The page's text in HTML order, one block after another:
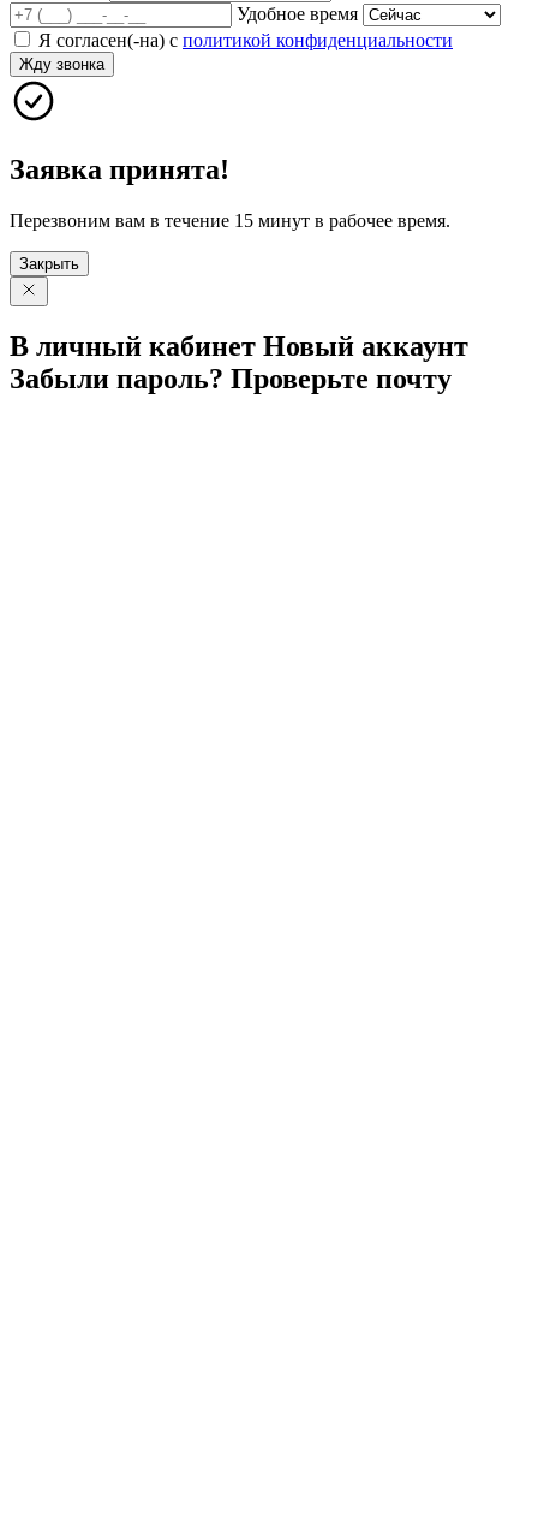
Удобное время
Я согласен(-на) с политикой конфиденциальности
Жду звонка
Заявка принята!
Перезвоним вам в течение 15 минут в рабочее время.
Закрыть
В личный кабинет Новый аккаунт
Забыли пароль? Проверьте почту